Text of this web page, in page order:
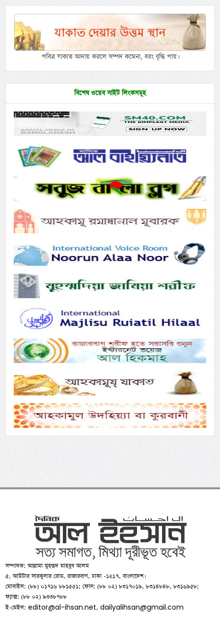
পবিত্র যাকাত আদায় করলে সম্পদ কমেনা, বরং বৃদ্ধি পায়।
বিশেষ ওয়েব সাইট লিংকসমূহ
সম্পাদক: আল্লামা মুহম্মদ মাহবুব আলম
৫, আউটার সারকুলার রোড, রাজারবাগ, ঢাকা -১২১৭, বাংলাদেশ।
মোবাইল: (৮৮) ০১৭১৬ ৮৮১৫৫১; ফোন: (৮৮ ০২) ৮৩১৭০১৯, ৮৩১৪৮৪৮, ৮৩১৬৯৫৮;
ফ্যাক্স: (৮৮ ০২) ৯৩৩৮৭৮৮
ই-মেইল:editor@al-ihsan.net,dailyalihsan@gmail.com